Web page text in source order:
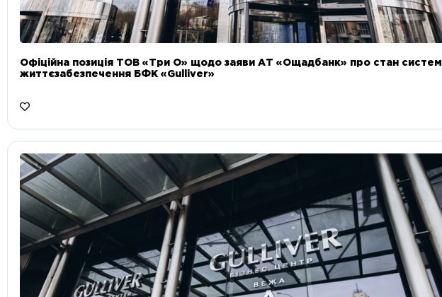
Офіційна позиція ТОВ «Три О» щодо заяви АТ «Ощадбанк» про стан систем
життєзабезпечення БФК «Gulliver»